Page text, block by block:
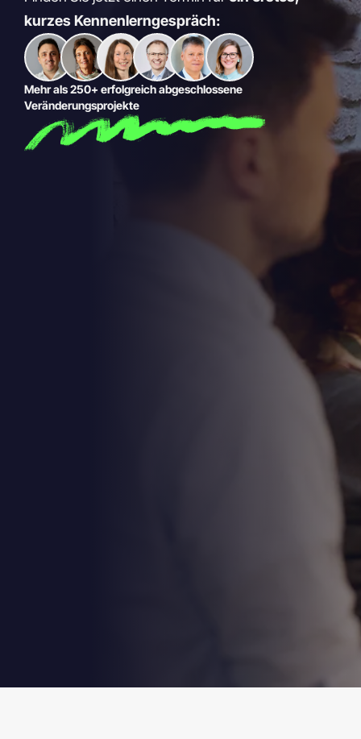
kurzes Kennenlerngespräch:
Mehr als 250+ erfolgreich abgeschlossene
Veränderungsprojekte